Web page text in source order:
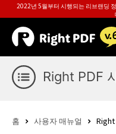
2022년 5월부터 시행되는 리브랜딩
Right PDF
홈 사용자 매뉴얼